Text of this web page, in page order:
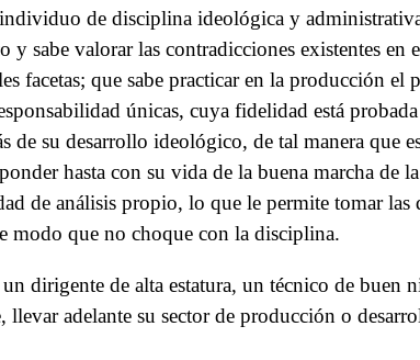
de disciplina ideológica y
y sabe valorar las contradicciones existentes en
facetas; que sabe practicar en la producción el
únicas, cuya fidelidad está
de su desarrollo ideológico, de tal manera que
hasta con su vida de la buena marcha de
de análisis propio, lo que le permite tomar las
modo que no choque con la disciplina.
dirigente de alta estatura, un técnico de buen
adelante su sector de producción o